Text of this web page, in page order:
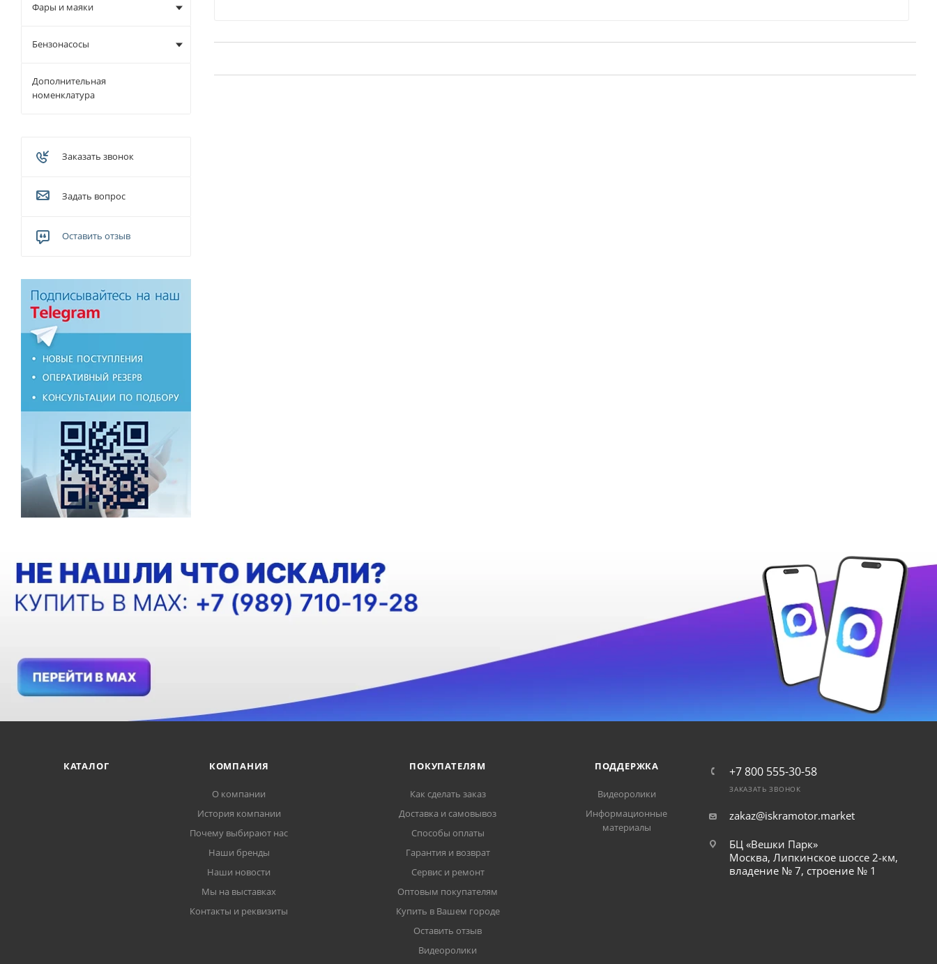
Фары и маяки
Бензонасосы
Дополнительная
номенклатура
Заказать звонок
Задать вопрос
Оставить отзыв
КАТАЛОГ КОМПАНИЯ
О компании
История компании
Почему выбирают нас
Наши бренды
Наши новости
Мы на выставках
Контакты и реквизиты
ПОКУПАТЕЛЯМ
Как сделать заказ
Доставка и самовывоз
Способы оплаты
Гарантия и возврат
Сервис и ремонт
Оптовым покупателям
Купить в Вашем городе
Оставить отзыв
Видеоролики
ПОДДЕРЖКА
Видеоролики
Информационные
материалы
+7 800 555-30-58
ЗАКАЗАТЬ ЗВОНОК
zakaz@iskramotor.market
БЦ «Вешки Парк»
Москва, Липкинское шоссе 2-км,
владение № 7, строение № 1